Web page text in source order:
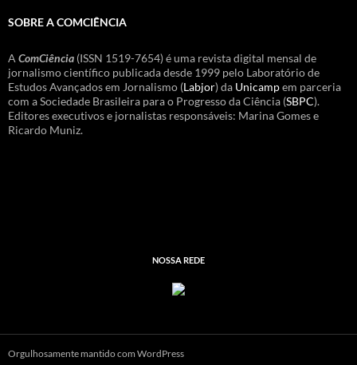
SOBRE A COMCIÊNCIA
A ComCiência (ISSN 1519-7654) é uma revista digital mensal de
jornalismo científico publicada desde 1999 pelo Laboratório de
Estudos Avançados em Jornalismo (Labjor) da Unicampem parceria
com a Sociedade Brasileira para o Progresso da Ciência (SBPC).
Editores executivos e jornalistas responsáveis: Marina Gomes e
Ricardo Muniz.
NOSSA REDE
Orgulhosamente mantido com WordPress